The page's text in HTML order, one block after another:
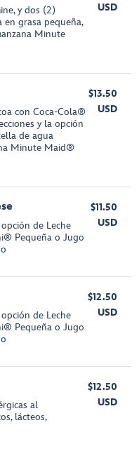
y dos (2)
en grasa pequeña,
Minute
USD
con Coca-Cola®
y la opción
de agua
Minute Maid®
$13.50
USD
de Leche
Pequeña o Jugo
$11.50
USD
de Leche
Pequeña o Jugo
$12.50
USD
al
lácteos,
$12.50
USD